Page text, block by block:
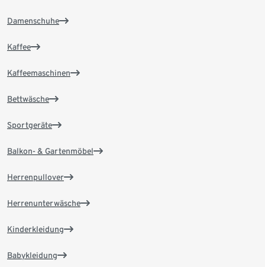
Damenschuhe
Kaffee
Kaffeemaschinen
Bettwäsche
Sportgeräte
Balkon- & Gartenmöbel
Herrenpullover
Herrenunterwäsche
Kinderkleidung
Babykleidung